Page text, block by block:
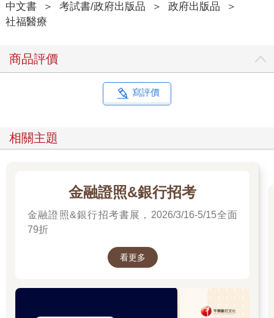
中文書 ＞ 考試書/政府出版品 ＞ 政府出版品
＞
社福醫療
商品評價
寫評價
相關主題
金融證照&銀行招考
金融證照&銀行招考書展，2026/3/16-5/15全面
79折
看更多